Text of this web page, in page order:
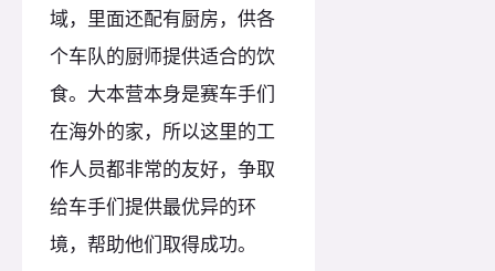
域，里面还配有厨房，供各
个车队的厨师提供适合的饮
食。大本营本身是赛车手们
在海外的家，所以这里的工
作人员都非常的友好，争取
给车手们提供最优异的环
境，帮助他们取得成功。